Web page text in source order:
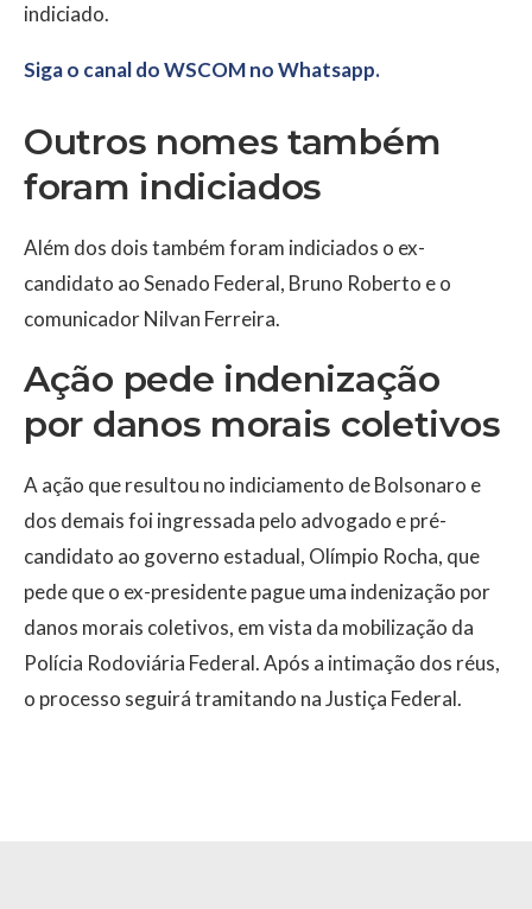
indiciado.
Siga o canal do WSCOM no Whatsapp.
Outros nomes também
foram indiciados
Além dos dois também foram indiciados o ex-
candidato ao Senado Federal, Bruno Roberto e o
comunicador Nilvan Ferreira.
Ação pede indenização
por danos morais coletivos
A ação que resultou no indiciamento de Bolsonaro e
dos demais foi ingressada pelo advogado e pré-
candidato ao governo estadual, Olímpio Rocha, que
pede que o ex-presidente pague uma indenização por
danos morais coletivos, em vista da mobilização da
Polícia Rodoviária Federal. Após a intimação dos réus,
o processo seguirá tramitando na Justiça Federal.